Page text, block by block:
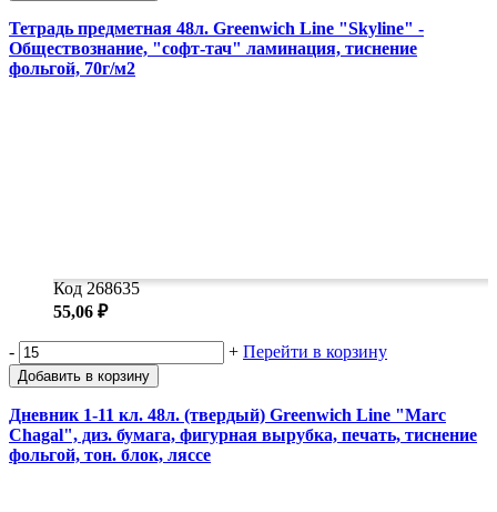
Тетрадь предметная 48л. Greenwich Line "Skyline" -
Обществознание, "софт-тач" ламинация, тиснение
фольгой, 70г/м2
Код 268635
55,06 ₽
- + Перейти в корзину
Добавить в корзину
Дневник 1-11 кл. 48л. (твердый) Greenwich Line "Marc
Chagal", диз. бумага, фигурная вырубка, печать, тиснение
фольгой, тон. блок, ляссе